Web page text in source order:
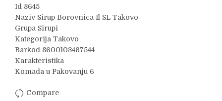
Id 8645
Naziv Sirup Borovnica 1l SL Takovo
Grupa Sirupi
Kategorija Takovo
Barkod 8600103467544
Karakteristika
Komada u Pakovanju 6
Compare